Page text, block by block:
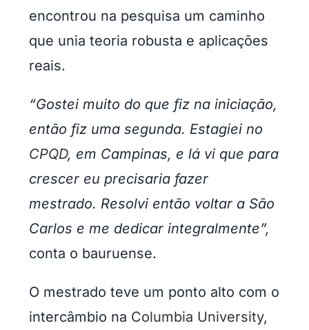
encontrou na pesquisa um caminho
que unia teoria robusta e aplicações
reais.
“Gostei muito do que fiz na iniciação,
então fiz uma segunda. Estagiei no
CPQD, em Campinas, e lá vi que para
crescer eu precisaria fazer
mestrado. Resolvi então voltar a São
Carlos e me dedicar integralmente”,
conta o bauruense.
O mestrado teve um ponto alto com o
intercâmbio na Columbia University,